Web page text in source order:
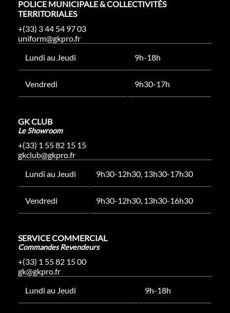
POLICE MUNICIPALE & COLLECTIVITÉS
TERRITORIALES
+(33) 3 44 54 97 03
uniform@gkpro.fr
Lundi au Jeudi
9h-18h
Vendredi 9h30-17h
GK CLUB
Le Showroom
+(33) 1 55 82 15 15
gkclub@gkpro.fr
Lundi au Jeudi
9h30-12h30, 13h30-17h30
Vendredi 9h30-12h30, 13h30-16h30
SERVICE COMMERCIAL
Commandes Revendeurs
+(33) 1 55 82 15 00
gk@gkpro.fr
Lundi au Jeudi
9h-18h